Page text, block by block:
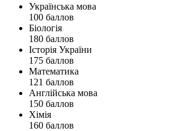
Українська мова
100 баллов
Біологія
180 баллов
Історія України
175 баллов
Математика
121 баллов
Англійська мова
150 баллов
Хімія
160 баллов